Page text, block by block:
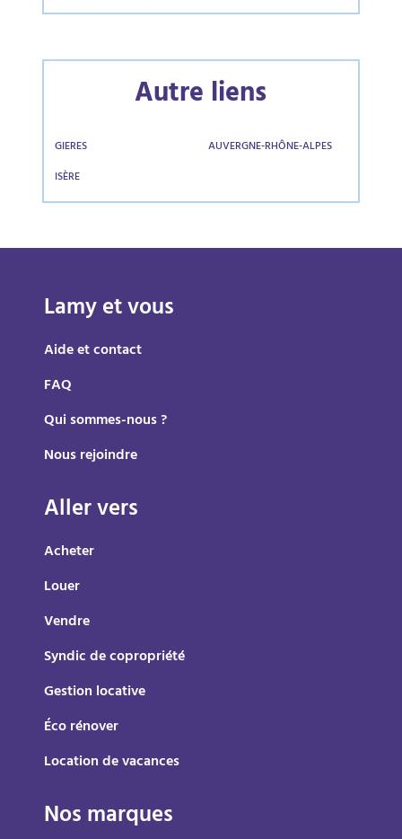
Autre liens
GIERES
ISÈRE
AUVERGNE-RHÔNE-ALPES
Lamy et vous
Aide et contact
FAQ
Qui sommes-nous ?
Nous rejoindre
Aller vers
Acheter
Louer
Vendre
Syndic de copropriété
Gestion locative
Éco rénover
Location de vacances
Nos marques